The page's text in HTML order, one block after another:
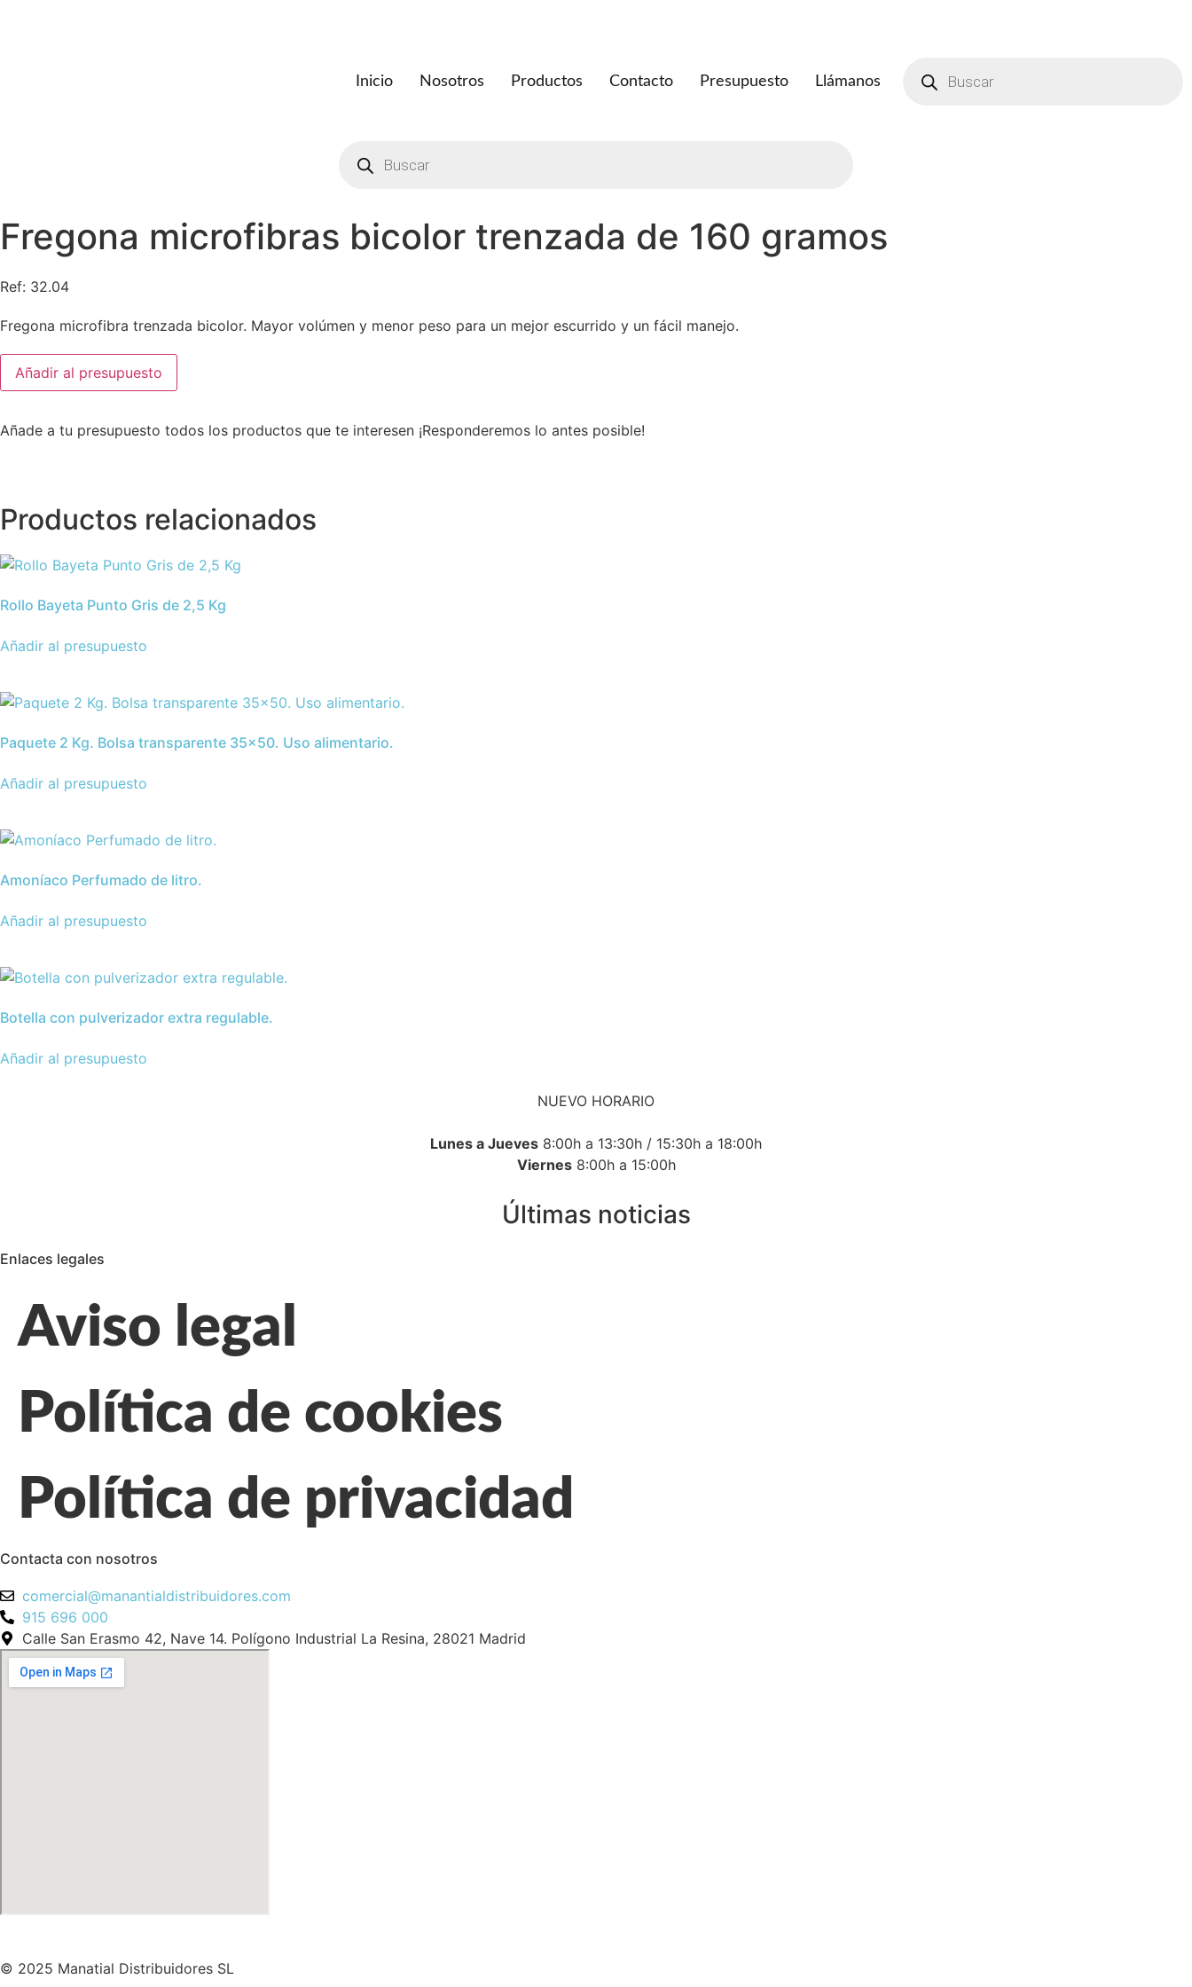
Inicio Nosotros Productos Contacto Presupuesto Llámanos
productos
productos
Fregona microfibras bicolor trenzada de 160 gramos
Ref: 32.04
Fregona microfibra trenzada bicolor. Mayor volúmen y menor peso para un mejor escurrido y un fácil manejo.
Fregona
microfibras
bicolor
160
Añadir al presupuesto
Añade a tu presupuesto todos los productos que te interesen ¡Responderemos lo antes posible!
Productos relacionados
Rollo Bayeta Punto Gris de 2,5 Kg
Añadir al presupuesto
Paquete 2 Kg. Bolsa transparente 35×50. Uso alimentario.
Añadir al presupuesto
Amoníaco Perfumado de litro.
Añadir al presupuesto
Botella con pulverizador extra regulable.
Añadir al presupuesto
NUEVO HORARIO
Lunes a Jueves 8:00h a 13:30h / 15:30h a 18:00h
Viernes8:00h a 15:00h
Últimas noticias
Enlaces legales
Aviso legal
Política de cookies
Política de privacidad
Contacta con nosotros
comercial@manantialdistribuidores.com
915 696 000
Calle San Erasmo 42, Nave 14. Polígono Industrial La Resina, 28021 Madrid
© 2025 Manatial Distribuidores SL